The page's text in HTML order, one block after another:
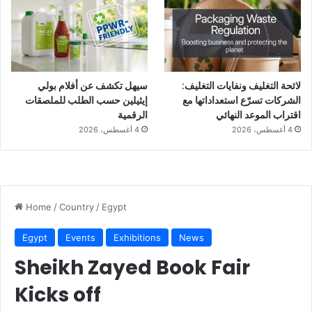
لائحة التغليف ونفايات التغليف:
الشركات تسرّع استعداداتها مع
اقتراب الموعد النهائي
4 أغسطس، 2026
سيهل تكشف عن أفلام بولي
إيثيلين حسب الطلب للملصقات
الرقمية
4 أغسطس، 2026